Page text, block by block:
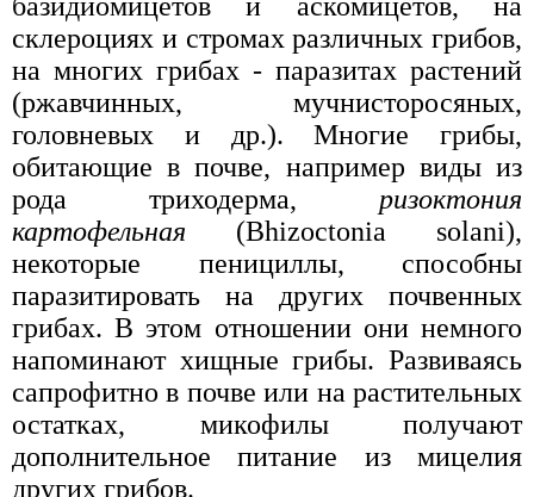
склероциях и стромах различных грибов,
на многих грибах - паразитах растений
(ржавчинных, мучнисторосяных,
головневых и др.). Многие грибы,
обитающие в почве, например виды из
рода триходерма, ризоктония
картофельная (Bhizoctonia solani),
некоторые пенициллы, способны
паразитировать на других почвенных
грибах. В этом отношении они немного
напоминают хищные грибы. Развиваясь
сапрофитно в почве или на растительных
остатках, микофилы получают
дополнительное питание из мицелия
других грибов.